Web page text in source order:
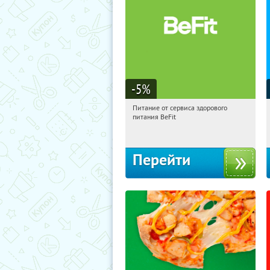
-5%
00:38:42
Получи первым!
Питание от сервиса здорового
питания BeFit
Перейти